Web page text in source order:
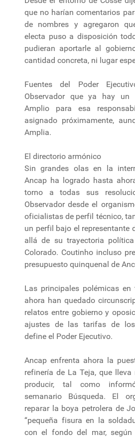
que no harían comentarios
de nombres y agregaron
electa puso a disposición
pudieran aportarle al
cantidad concreta, ni lugar
Fuentes del Poder
Observador que ya hay un
Amplio para esa
asignado próximamente,
Amplia.
El directorio armónico
Sin grandes olas en la
Ancap ha logrado hasta
torno a todas sus
Observador desde el
oficialistas de perfil técnico,
un perfil bajo el representante
allá de su trayectoria
Colorado. Coutinho incluso
presupuesto quinquenal de
Las principales polémicas
ahora han quedado
relatos entre gobierno y
ajustes de las tarifas de
define el Poder Ejecutivo.
Ancap enfrenta ahora la
refinería de La Teja, que
producir, tal como
semanario Búsqueda. El
reparar la boya petrolera de
“pequeña fisura en la
con el fondo del mar,